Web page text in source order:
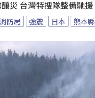
釀災 台灣特搜隊整備馳援
防局 強震 日本 熊本縣